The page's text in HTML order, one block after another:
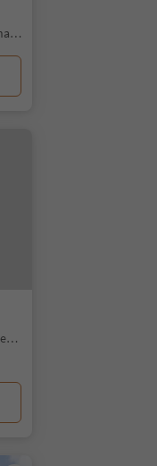
Cadipietra/Steinhaus, Ahrntal/Valle Aurina, Ahrntal/Valle Aurina
Colfosco/Colfosco, Corvara, Dolomites Region Alta Badia